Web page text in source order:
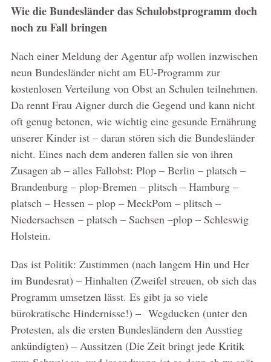
Wie die Bundesländer das Schulobstprogramm doch
noch zu Fall bringen
Nach einer Meldung der Agentur afp wollen inzwischen
neun Bundesländer nicht am EU-Programm zur
kostenlosen Verteilung von Obst an Schulen teilnehmen.
Da rennt Frau Aigner durch die Gegend und kann nicht
oft genug betonen, wie wichtig eine gesunde Ernährung
unserer Kinder ist – daran stören sich die Bundesländer
nicht. Eines nach dem anderen fallen sie von ihren
Zusagen ab – alles Fallobst: Plop – Berlin – platsch –
Brandenburg – plop-Bremen – plitsch – Hamburg –
platsch – Hessen – plop – MeckPom – plitsch –
Niedersachsen – platsch – Sachsen –plop – Schleswig
Holstein.
Das ist Politik: Zustimmen (nach langem Hin und Her
im Bundesrat) – Hinhalten (Zweifel streuen, ob sich das
Programm umsetzen lässt. Es gibt ja so viele
bürokratische Hindernisse!) – Wegducken (unter den
Protesten, als die ersten Bundesländern den Ausstieg
ankündigten) – Aussitzen (Die Zeit bringt jede Kritik